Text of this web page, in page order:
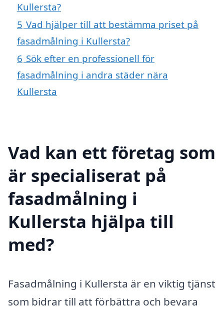
Kullersta?
5 Vad hjälper till att bestämma priset på
fasadmålning i Kullersta?
6 Sök efter en professionell för
fasadmålning i andra städer nära
Kullersta
Vad kan ett företag som
är specialiserat på
fasadmålning i
Kullersta hjälpa till
med?
Fasadmålning i Kullersta är en viktig tjänst
som bidrar till att förbättra och bevara